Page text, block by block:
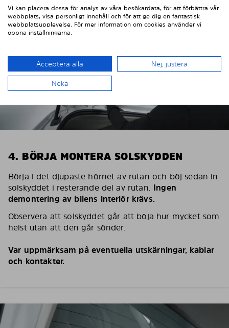
4. BÖRJA MONTERA SOLSKYDDEN
Börja i det djupaste hörnet av rutan och böj sedan in
solskyddet i resterande del av rutan. Ingen
demontering av bilens interiör krävs.
Observera att solskyddet går att böja hur mycket som
helst utan att den går sönder.
Var uppmärksam på eventuella utskärningar, kablar
och kontakter.
Vi kan placera dessa för analys av våra besökardata, för att förbättra vår
webbplats, visa personligt innehåll och för att ge dig en fantastisk
webbplatsupplevelse. För mer information om cookies använder vi
öppna inställningarna.
Acceptera alla Nej, justera
Neka